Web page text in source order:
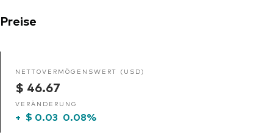
Preise
NETTOVERMÖGENSWERT (USD)
$ 46.67
VERÄNDERUNG
+ $ 0.03 0.08%